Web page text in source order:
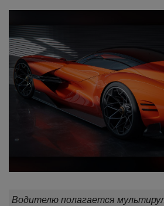
Водителю полагается